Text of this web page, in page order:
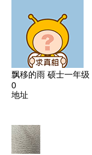
飘移的雨 硕士一年级
0
地址